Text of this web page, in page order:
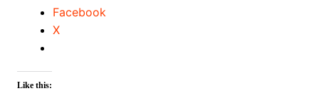
Facebook
X
Like this: